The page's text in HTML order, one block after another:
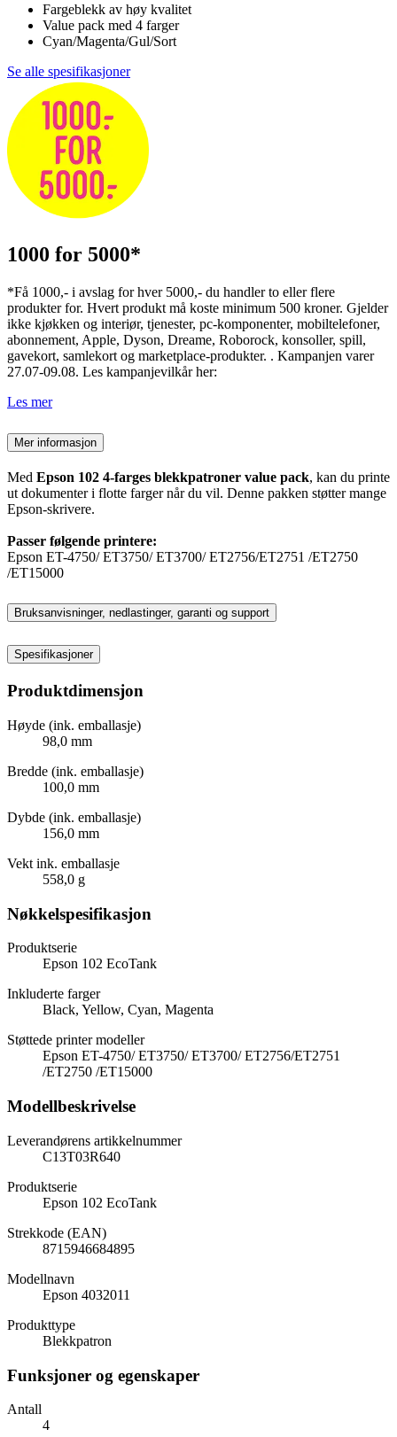
Fargeblekk av høy kvalitet
Value pack med 4 farger
Cyan/Magenta/Gul/Sort
Se alle spesifikasjoner
1000 for 5000*
*Få 1000,- i avslag for hver 5000,- du handler to eller flere
produkter for. Hvert produkt må koste minimum 500 kroner. Gjelder
ikke kjøkken og interiør, tjenester, pc-komponenter, mobiltelefoner,
abonnement, Apple, Dyson, Dreame, Roborock, konsoller, spill,
gavekort, samlekort og marketplace-produkter. . Kampanjen varer
27.07-09.08. Les kampanjevilkår her:
Les mer
Mer informasjon
Med Epson 102 4-farges blekkpatroner value pack, kan du printe
ut dokumenter i flotte farger når du vil. Denne pakken støtter mange
Epson-skrivere.
Passer følgende printere:
Epson ET-4750/ ET3750/ ET3700/ ET2756/ET2751 /ET2750
/ET15000
Bruksanvisninger, nedlastinger, garanti og support
Spesifikasjoner
Produktdimensjon
Høyde (ink. emballasje)
98,0 mm
Bredde (ink. emballasje)
100,0 mm
Dybde (ink. emballasje)
156,0 mm
Vekt ink. emballasje
558,0 g
Nøkkelspesifikasjon
Produktserie
Epson 102 EcoTank
Inkluderte farger
Black, Yellow, Cyan, Magenta
Støttede printer modeller
Epson ET-4750/ ET3750/ ET3700/ ET2756/ET2751
/ET2750 /ET15000
Modellbeskrivelse
Leverandørens artikkelnummer
C13T03R640
Produktserie
Epson 102 EcoTank
Strekkode (EAN)
8715946684895
Modellnavn
Epson 4032011
Produkttype
Blekkpatron
Funksjoner og egenskaper
Antall
4